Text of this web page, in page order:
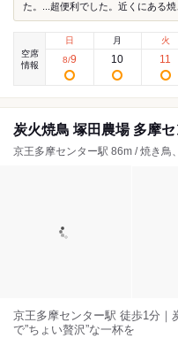
た。...超便利でした。近くにある焼
空席
情報
日
8/9
月
10
火
11
炭火焼鳥 塚田農場 多摩
京王多摩センター駅 86m / 焼き鳥
京王多摩センター駅 徒歩1分｜
で”ちょい贅沢”な一杯を